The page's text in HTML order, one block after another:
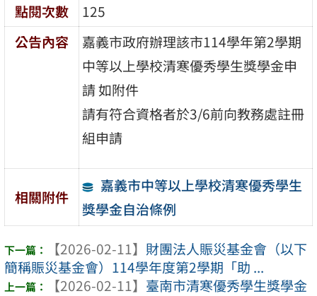
點閱次數
125
公告內容
嘉義市政府辦理該市114學年第2學期
中等以上學校清寒優秀學生獎學金申
請 如附件
請有符合資格者於3/6前向教務處註冊
組申請
相關附件
嘉義市中等以上學校清寒優秀學生
獎學金自治條例
【2026-02-11】 財團法人賑災基金會（以下
簡稱賑災基金會）114學年度第2學期「助 ...
【2026-02-11】 臺南市清寒優秀學生獎學金